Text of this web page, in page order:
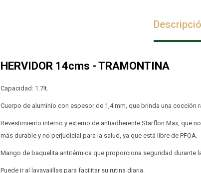
HERVIDOR 14cms - TRAMONTINA
Capacidad: 1.7lt.
Cuerpo de aluminio con espesor de 1,4 mm, que brinda una cocción
Revestimiento interno y externo de antiadherente Starflon Max, que
más durable y no perjudicial para la salud, ya que está libre de PFOA.
Mango de baquelita antitérmica que proporciona seguridad durante
Puede ir al lavavajillas para facilitar su rutina diaria.